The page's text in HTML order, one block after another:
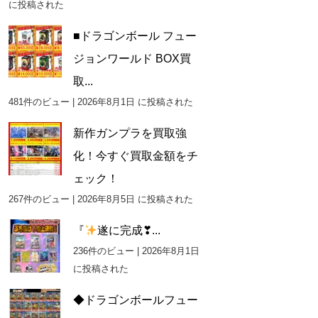
に投稿された
■ドラゴンボール フュー
ジョンワールド BOX買
取...
481件のビュー 2026年8月1日 に投稿された
新作ガンプラを買取強
化！今すぐ買取金額をチ
ェック！
267件のビュー 2026年8月5日 に投稿された
『 遂に完成❣...
236件のビュー
2026年8月1日
に投稿された
◆ドラゴンボールフュー